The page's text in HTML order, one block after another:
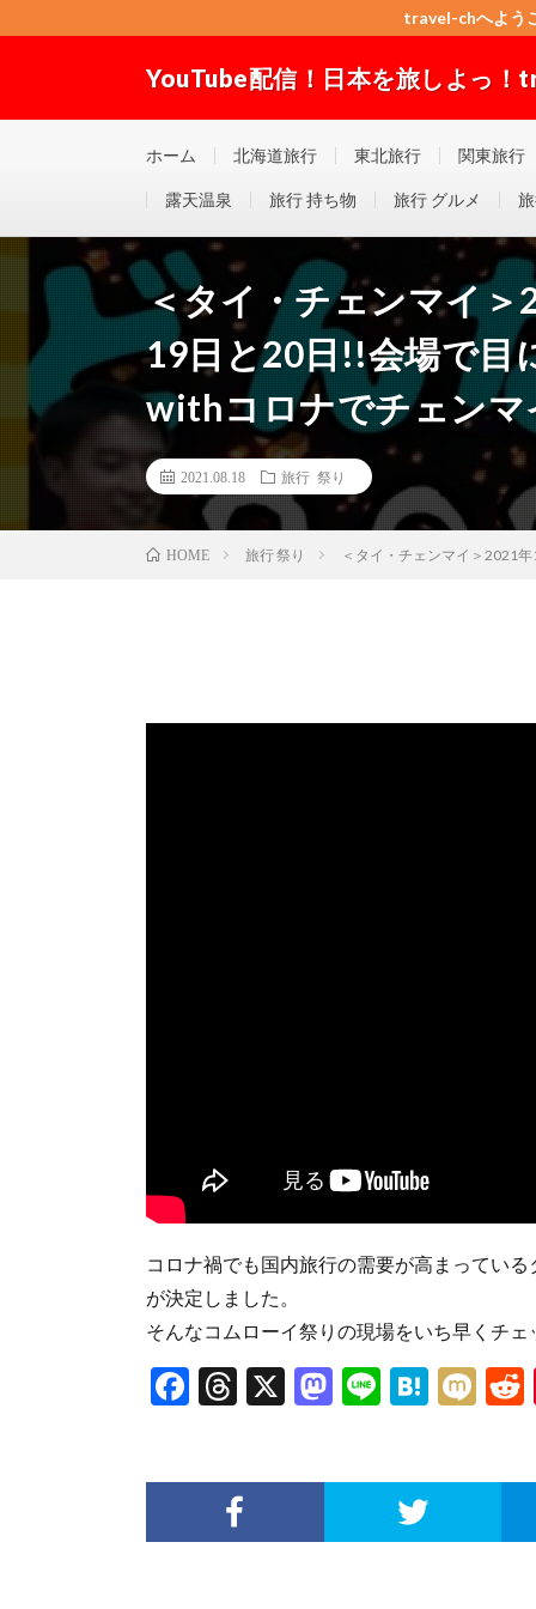
travel-chへよう
YouTube配信！日本を旅しよっ！
ホーム 北海道旅行 東北旅行 関東旅行
露天温泉 旅行 持ち物 旅行 グルメ
＜タイ・チェンマイ＞
19日と20日!!会場で目
withコロナでチェンマ
2021.08.18 旅行 祭り
HOME 旅行 祭り ＜タイ・チェンマイ＞2021
コロナ禍でも国内旅行の需要が高まってい
が決定しました。
そんなコムローイ祭りの現場をいち早くチェ
F
o
T
ds
X
M
o
Li H
a
M